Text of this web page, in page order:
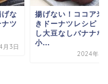
焼
な
外カリカリ揚げ焼で
単！米粉の豆腐ドー
レシピ【卵なし牛乳
小...
2025年7